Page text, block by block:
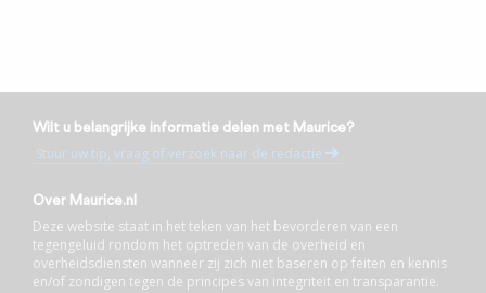
Wilt u belangrijke informatie delen met Maurice?
Stuur uw tip, vraag of verzoek naar de redactie
Over Maurice.nl
Deze website staat in het teken van het bevorderen van een
tegengeluid rondom het optreden van de overheid en
overheidsdiensten wanneer zij zich niet baseren op feiten en kennis
en/of zondigen tegen de principes van integriteit en transparantie.